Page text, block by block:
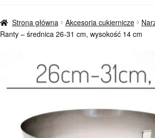
Strona główna Akcesoria cukiernicze
Ranty – średnica 26-31 cm, wysokość 14 cm